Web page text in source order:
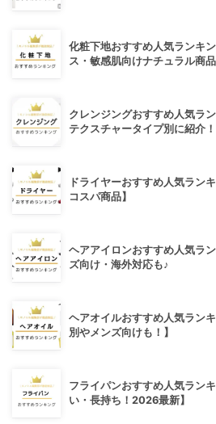
化粧下地おすすめ人気ランキ
ス・敏感肌向けナチュラル商品
クレンジングおすすめ人気ラ
テクスチャータイプ別に紹介！
ドライヤーおすすめ人気ラン
コスパ商品】
ヘアアイロンおすすめ人気ラ
ズ向け・海外対応も♪
ヘアオイルおすすめ人気ラン
別やメンズ向けも！】
フライパンおすすめ人気ラン
い・長持ち！2026最新】